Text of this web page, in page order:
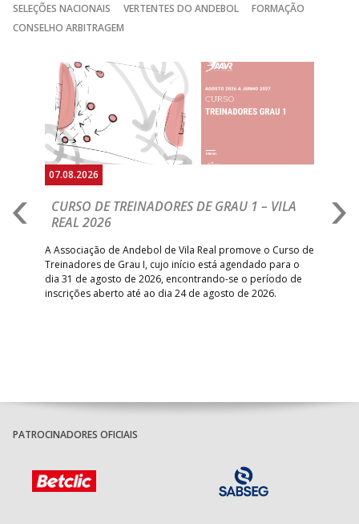
SELEÇÕES NACIONAIS
VERTENTES DO ANDEBOL
FORMAÇÃO
CONSELHO ARBITRAGEM
07.08.2026
CURSO DE TREINADORES DE GRAU 1 – VILA
REAL 2026
A Associação de Andebol de Vila Real promove o Curso de
Treinadores de Grau I, cujo início está agendado para o
dia 31 de agosto de 2026, encontrando-se o período de
inscrições aberto até ao dia 24 de agosto de 2026.
Anterior
PATROCINADORES OFICIAIS